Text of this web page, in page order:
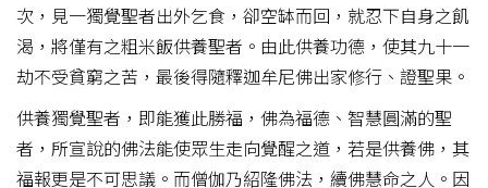
次，見一獨覺聖者出外乞食，卻空缽而回，就忍下自身之飢
渴，將僅有之粗米飯供養聖者。由此供養功德，使其九十一
劫不受貧窮之苦，最後得隨釋迦牟尼佛出家修行、證聖果。
供養獨覺聖者，即能獲此勝福，佛為福德、智慧圓滿的聖
者，所宣說的佛法能使眾生走向覺醒之道，若是供養佛，其
福報更是不可思議。而僧伽乃紹隆佛法，續佛慧命之人。因